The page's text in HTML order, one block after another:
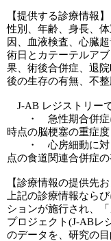
【提供する診療情報】
性別、年齢、身長、
因、血液検査、心臓
術日とカテーテルア
果、術後合併症、退
後の生存の有無、不
J-AB レジストリー
・ 急性期合併症に
時点の脳梗塞の重症度
・ 心房細動に対し
点の食道関連合併症
【診療情報の提供先
上記の診療情報なら
ションが施行され、
プロジェクト(J-ABレ
のデータを、研究の